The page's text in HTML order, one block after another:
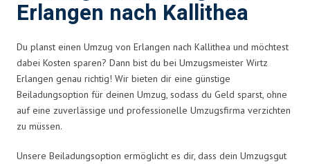
Erlangen nach Kallithea
Du planst einen Umzug von Erlangen nach Kallithea und möchtest
dabei Kosten sparen? Dann bist du bei Umzugsmeister Wirtz
Erlangen genau richtig! Wir bieten dir eine günstige
Beiladungsoption für deinen Umzug, sodass du Geld sparst, ohne
auf eine zuverlässige und professionelle Umzugsfirma verzichten
zu müssen.
Unsere Beiladungsoption ermöglicht es dir, dass dein Umzugsgut